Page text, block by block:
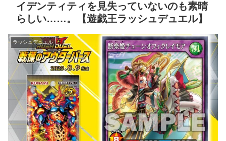
イデンティティを見失っていないのも素晴
らしい……。【遊戯王ラッシュデュエル】
ラッシュデュエル